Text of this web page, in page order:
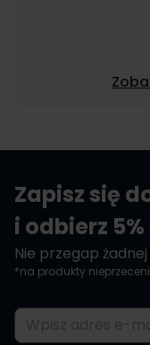
Zapisz się
i odbierz
Nie przegap
*na produkty
Adres e-mail